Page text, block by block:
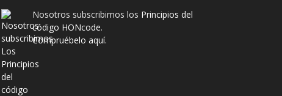
Nosotros subscribimos los Principios del
código HONcode.
Compruébelo aquí.